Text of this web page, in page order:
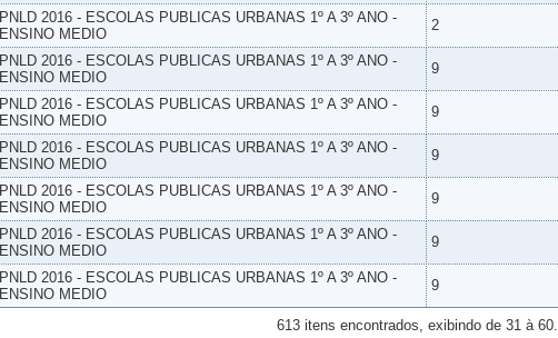
PNLD 2016 - ESCOLAS PUBLICAS URBANAS 1º A 3º ANO -
ENSINO MEDIO
2
PNLD 2016 - ESCOLAS PUBLICAS URBANAS 1º A 3º ANO -
ENSINO MEDIO
9
PNLD 2016 - ESCOLAS PUBLICAS URBANAS 1º A 3º ANO -
ENSINO MEDIO
9
PNLD 2016 - ESCOLAS PUBLICAS URBANAS 1º A 3º ANO -
ENSINO MEDIO
9
PNLD 2016 - ESCOLAS PUBLICAS URBANAS 1º A 3º ANO -
ENSINO MEDIO
9
PNLD 2016 - ESCOLAS PUBLICAS URBANAS 1º A 3º ANO -
ENSINO MEDIO
9
PNLD 2016 - ESCOLAS PUBLICAS URBANAS 1º A 3º ANO -
ENSINO MEDIO
9
613 itens encontrados, exibindo de 31 à 60.